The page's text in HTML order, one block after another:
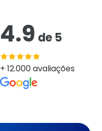
4.9 de 5
+ 12.000 avaliações